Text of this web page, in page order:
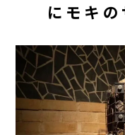
にモキ